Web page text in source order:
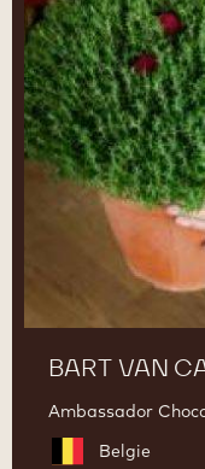
BART VAN
Ambassador
Belgie